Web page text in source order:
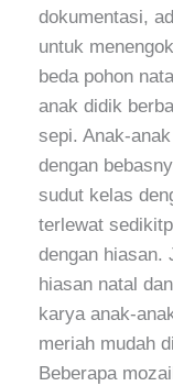
dokumentasi,
untuk
beda pohon
anak didik
sepi. Anak-
dengan
sudut kelas
terlewat
dengan hiasan.
hiasan natal
karya anak-
meriah mudah
Beberapa